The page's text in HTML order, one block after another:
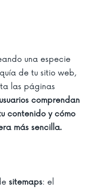
una especie
de tu sitio web,
las páginas
comprendan
contenido y cómo
más sencilla.
sitemaps: el